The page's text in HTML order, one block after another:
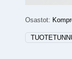
Osastot: